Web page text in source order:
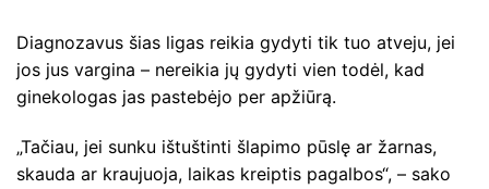
Diagnozavus šias ligas reikia gydyti tik tuo atveju, jei
jos jus vargina – nereikia jų gydyti vien todėl, kad
ginekologas jas pastebėjo per apžiūrą.
„Tačiau, jei sunku ištuštinti šlapimo pūslę ar žarnas,
skauda ar kraujuoja, laikas kreiptis pagalbos“, – sako